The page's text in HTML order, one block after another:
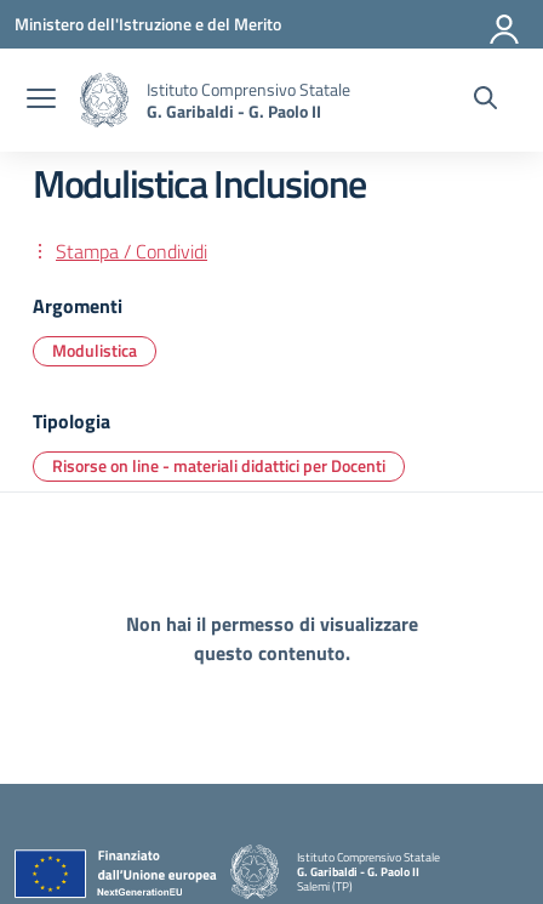
Vai ai contenuti
Vai al menu di navigazione
Vai al footer
Ministero dell'Istruzione e del Merito
Istituto Comprensivo Statale
G. Garibaldi - G. Paolo II
Modulistica Inclusione
Stampa / Condividi
Argomenti
Modulistica
Tipologia
Risorse on line - materiali didattici per Docenti
Non hai il permesso di visualizzare
questo contenuto.
Istituto Comprensivo Statale
G. Garibaldi - G. Paolo II
Salemi (TP)